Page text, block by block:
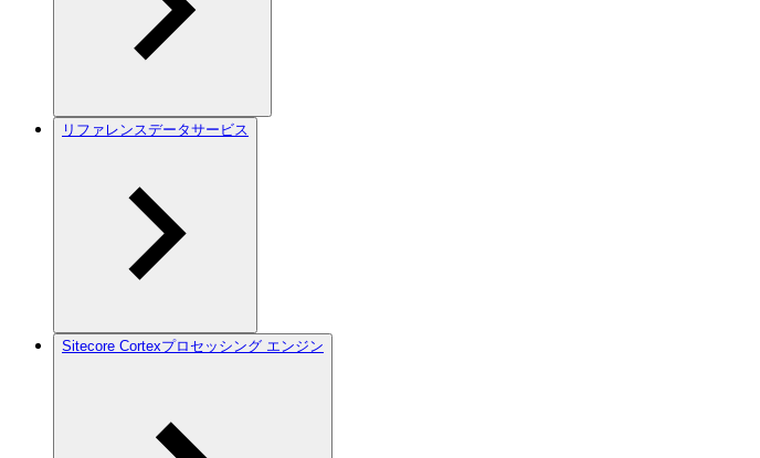
リファレンスデータサービス
Sitecore Cortexプロセッシング エンジン